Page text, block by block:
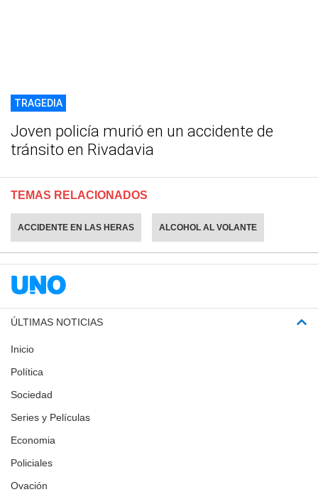
TRAGEDIA
Joven policía murió en un accidente de
tránsito en Rivadavia
TEMAS RELACIONADOS
ACCIDENTE EN LAS HERAS ALCOHOL AL VOLANTE
ÚLTIMAS NOTICIAS
Inicio
Política
Sociedad
Series y Películas
Economia
Policiales
Ovación